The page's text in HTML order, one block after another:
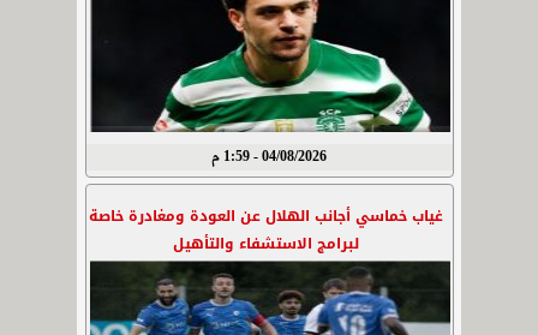
04/08/2026 - 1:59 م
غياب خماسي أجانب الهلال عن العودة ومغادرة خاصة
لبرامج الاستشفاء والتأهيل